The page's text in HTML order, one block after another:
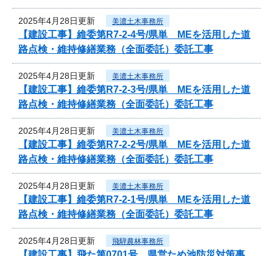
2025年4月28日更新 美濃土木事務所
【建設工事】維委第R7-2-4号/県単 MEを活用した道
路点検・維持修繕業務（全面委託）委託工事
2025年4月28日更新 美濃土木事務所
【建設工事】維委第R7-2-3号/県単 MEを活用した道
路点検・維持修繕業務（全面委託）委託工事
2025年4月28日更新 美濃土木事務所
【建設工事】維委第R7-2-2号/県単 MEを活用した道
路点検・維持修繕業務（全面委託）委託工事
2025年4月28日更新 美濃土木事務所
【建設工事】維委第R7-2-1号/県単 MEを活用した道
路点検・維持修繕業務（全面委託）委託工事
2025年4月28日更新 飛騨農林事務所